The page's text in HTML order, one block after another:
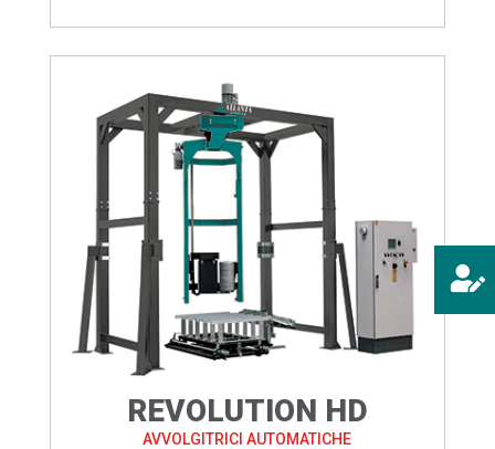
REVOLUTION HD
AVVOLGITRICI AUTOMATICHE
